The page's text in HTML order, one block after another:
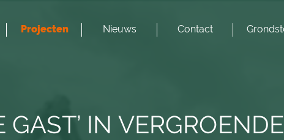
Projecten Nieuws Contact
GAST’ IN VERGROENDE